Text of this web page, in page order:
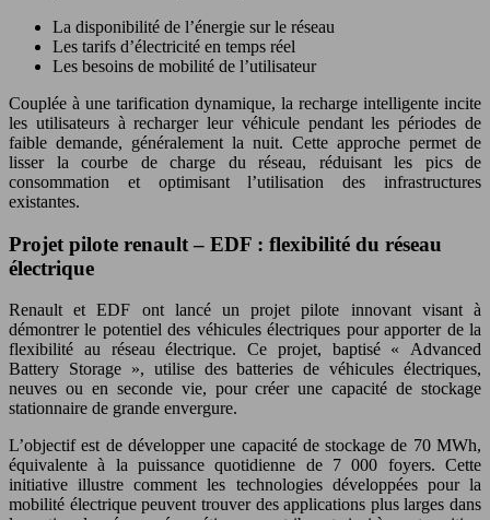
La disponibilité de l’énergie sur le réseau
Les tarifs d’électricité en temps réel
Les besoins de mobilité de l’utilisateur
Couplée à une tarification dynamique, la recharge intelligente incite
les utilisateurs à recharger leur véhicule pendant les périodes de
faible demande, généralement la nuit. Cette approche permet de
lisser la courbe de charge du réseau, réduisant les pics de
consommation et optimisant l’utilisation des infrastructures
existantes.
Projet pilote renault – EDF : flexibilité du réseau
électrique
Renault et EDF ont lancé un projet pilote innovant visant à
démontrer le potentiel des véhicules électriques pour apporter de la
flexibilité au réseau électrique. Ce projet, baptisé « Advanced
Battery Storage », utilise des batteries de véhicules électriques,
neuves ou en seconde vie, pour créer une capacité de stockage
stationnaire de grande envergure.
L’objectif est de développer une capacité de stockage de 70 MWh,
équivalente à la puissance quotidienne de 7 000 foyers. Cette
initiative illustre comment les technologies développées pour la
mobilité électrique peuvent trouver des applications plus larges dans